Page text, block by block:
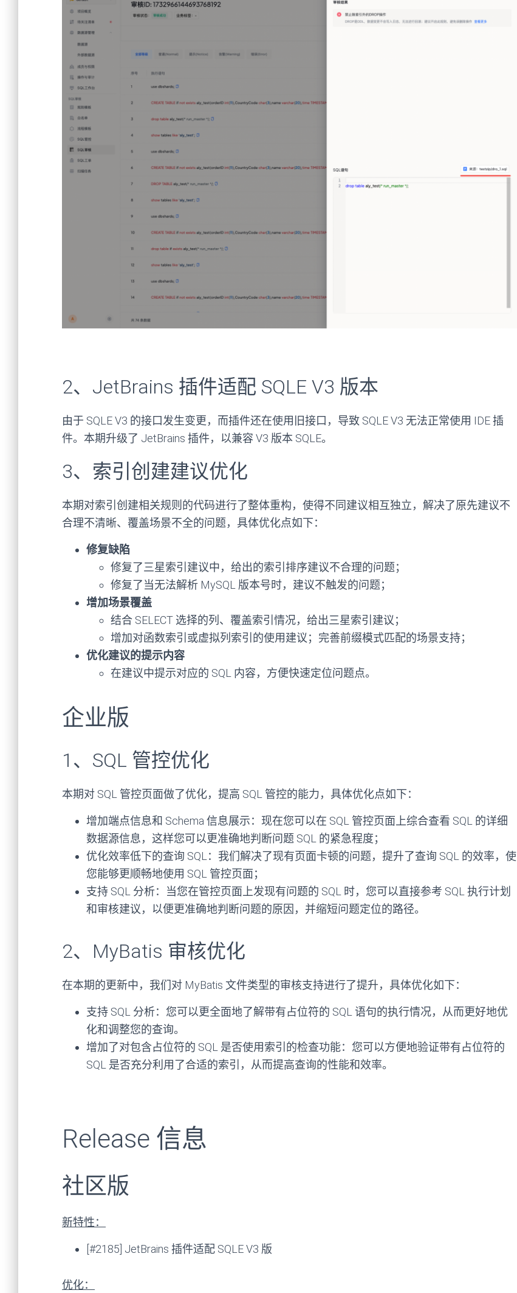
2、JetBrains 插件适配 SQLE V3 版本
由于 SQLE V3 的接口发生变更，而插件还在使用旧接口，导致 SQLE V3 无法正常使用 IDE插
件。 本期升级了 JetBrains 插件，以兼容 V3 版本 SQLE。
3、索引创建建议优化
本期对索引创建相关规则的代码进行了整体重构，使得不同建议相互独立，解决了原先建议不
合理不清晰、覆盖场景不全的问题，具体优化点如下：
修复缺陷
修复了三星索引建议中，给出的索引排序建议不合理的问题；
修复了当无法解析 MySQL 版本号时，建议不触发的问题；
增加场景覆盖
结合 SELECT 选择的列、覆盖索引情况，给出三星索引建议；
增加对函数索引或虚拟列索引的使用建议； 完善前缀模式匹配的场景支持；
优化建议的提示内容
在建议中提示对应的 SQL 内容，方便快速定位问题点。
企业版
1、SQL 管控优化
本期对 SQL 管控页面做了优化，提高 SQL 管控的能力，具体优化点如下：
增加端点信息和 Schema 信息展示：现在您可以在 SQL 管控页面上综合查看 SQL 的详细
数据源信息，这样您可以更准确地判断问题 SQL 的紧急程度；
优化效率低下的查询 SQL：我们解决了现有页面卡顿的问题，提升了查询 SQL 的效率，使
您能够更顺畅地使用 SQL 管控页面；
支持 SQL 分析：当您在管控页面上发现有问题的 SQL 时，您可以直接参考 SQL 执行计划
和审核建议，以便更准确地判断问题的原因，并缩短问题定位的路径。
2、MyBatis 审核优化
在本期的更新中，我们对 MyBatis 文件类型的审核支持进行了提升，具体优化如下：
支持 SQL 分析： 您可以更全面地了解带有占位符的 SQL 语句的执行情况，从而更好地优
化和调整您的查询。
增加了对包含占位符的 SQL 是否使用索引的检查功能： 您可以方便地验证带有占位符的
SQL 是否充分利用了合适的索引，从而提高查询的性能和效率。
Release 信息
社区版
新特性：
[#2185] JetBrains 插件适配 SQLE V3 版
优化：